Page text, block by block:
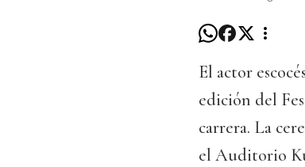
El actor
edición del
carrera. La
el Auditorio